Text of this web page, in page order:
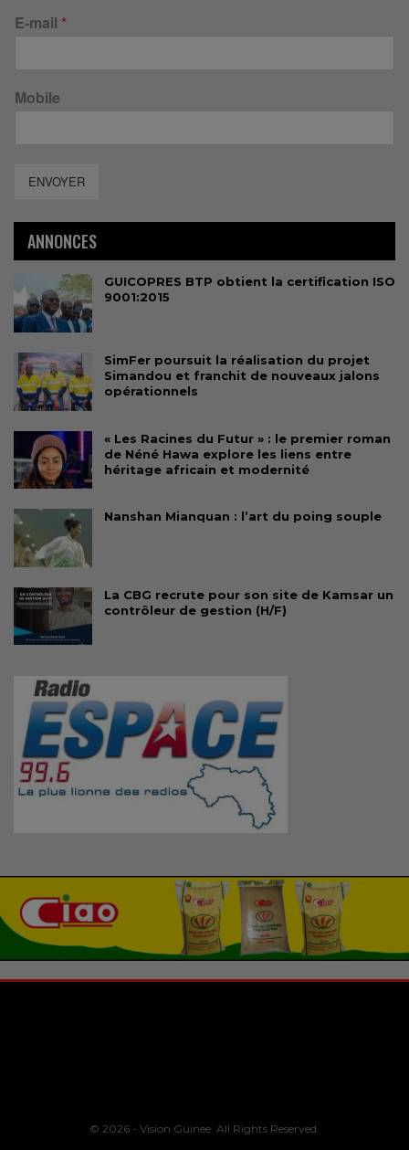
E-mail *
Mobile
ENVOYER
ANNONCES
GUICOPRES BTP obtient la certification ISO
9001:2015
SimFer poursuit la réalisation du projet
Simandou et franchit de nouveaux jalons
opérationnels
« Les Racines du Futur » : le premier roman
de Néné Hawa explore les liens entre
héritage africain et modernité
Nanshan Mianquan : l’art du poing souple
La CBG recrute pour son site de Kamsar un
contrôleur de gestion (H/F)
© 2026 - Vision Guinee. All Rights Reserved.